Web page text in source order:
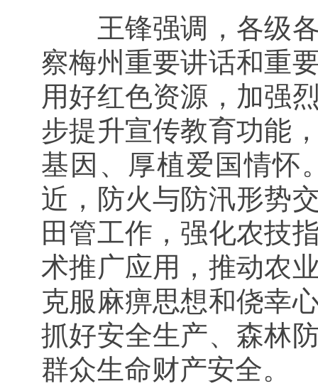
王锋强调，各级
察梅州重要讲话和重
用好红色资源，加强
步提升宣传教育功能
基因、厚植爱国情怀
近，防火与防汛形势
田管工作，强化农技
术推广应用，推动农
克服麻痹思想和侥幸
抓好安全生产、森林
群众生命财产安全。